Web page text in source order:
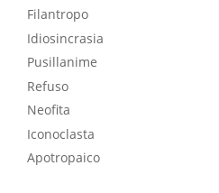
Filantropo
Idiosincrasia
Pusillanime
Refuso
Neofita
Iconoclasta
Apotropaico